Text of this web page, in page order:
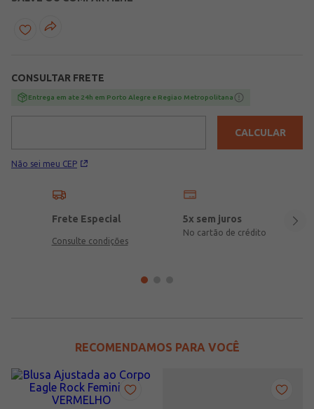
frontal com tema Brasil completa a peça, deixando o look perfeito
para entrar no clima da Copa e torcer pela Seleção Brasileira.
CONSULTAR FRETE
Entrega em ate 24h em Porto Alegre e Regiao Metropolitana
Não sei meu CEP
CALCULAR
Frete Especial
Consulte condições
5x sem juros
No cartão de crédito
RECOMENDAMOS PARA VOCÊ